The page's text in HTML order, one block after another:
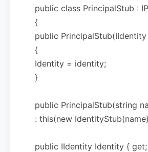
public class PrincipalStub :
{
public
{
Identity = identity;
}
public PrincipalStub(string
: this(new
public IIdentity Identity {